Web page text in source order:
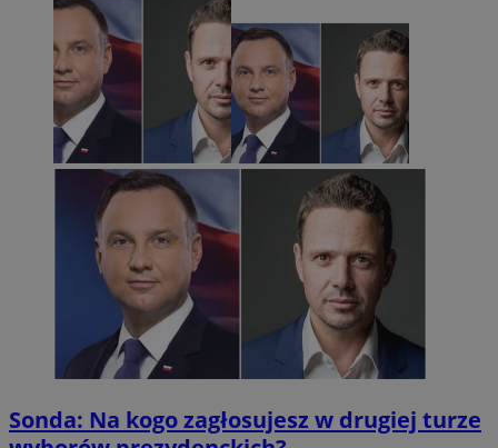
Sonda: Na kogo zagłosujesz w drugiej turze